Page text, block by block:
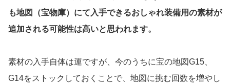
も地図（宝物庫）にて入手できるおしゃれ装備用の素材が
追加される可能性は高いと思われます。
素材の入手自体は運ですが、今のうちに宝の地図G15、
G14をストックしておくことで、地図に挑む回数を増やし